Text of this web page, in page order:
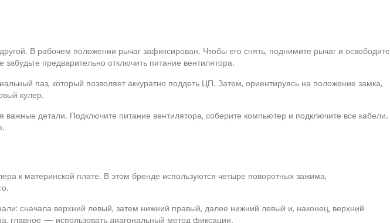
В рабочем положении рычаг зафиксирован. Чтобы его снять, поднимите рычаг и освободите
предварительно отключить питание вентилятора.
паз, который позволяет аккуратно поддеть ЦП. Затем, ориентируясь на положение замка,
кулер.
детали. Подключите питание вентилятора, соберите компьютер и подключите все кабели.
к материнской плате. В этом бренде используются четыре поворотных зажима,
сначала верхний левый, затем нижний правый, далее нижний левый и, наконец, верхний
главное — использовать диагональный метод фиксации.